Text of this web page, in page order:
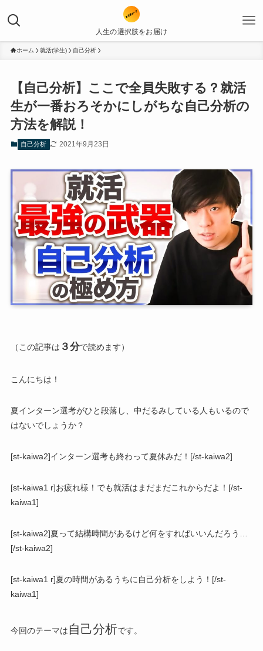
人生の選択肢をお届け
ホーム 就活(学生) 自己分析
【自己分析】ここで全員失敗する？就活
生が一番おろそかにしがちな自己分析の
方法を解説！
自己分析 2021年9月23日
（この記事は ３分で読めます）
こんにちは！
夏インターン選考がひと段落し、中だるみしている人もいるので
はないでしょうか？
[st-kaiwa2]インターン選考も終わって夏休みだ！[/st-kaiwa2]
[st-kaiwa1 r]お疲れ様！でも就活はまだまだこれからだよ！[/st-
kaiwa1]
[st-kaiwa2]夏って結構時間があるけど何をすればいいんだろう…
[/st-kaiwa2]
[st-kaiwa1 r]夏の時間があるうちに自己分析をしよう！[/st-
kaiwa1]
今回のテーマは 自己分析です。